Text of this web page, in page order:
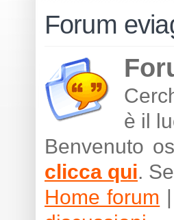
Forum
è il
Benvenuto
clicca qui.
Home forum |